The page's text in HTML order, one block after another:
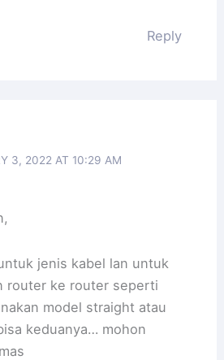
Reply
3, 2022 AT 10:29 AM
jenis kabel lan untuk
router ke router seperti
model straight atau
keduanya… mohon